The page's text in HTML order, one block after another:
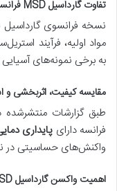
تفاوت گارداسیل MSD فرانسه با گارداسیل‌های ساخت کشورهای دیگر
نسخه فرانسوی گارداسیل
مواد اولیه، فرآیند
به برخی نمونه‌های آسیایی
مقایسه کیفیت، اثربخشی و
طبق گزارشات
فرانسه دارای پایداری
واکنش‌های حساسیتی در
اهمیت واکسن گارداسیل MSD در پیشگیری از ویروس HPV